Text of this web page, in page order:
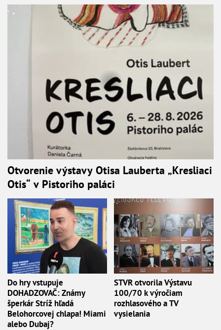
Otvorenie výstavy Otisa Lauberta „Kresliaci
Otis“ v Pistoriho paláci
Do hry vstupuje
DOHADZOVAČ: Známy
šperkár Stríž hľadá
Belohorcovej chlapa! Miami
alebo Dubaj?
STVR otvorila Výstavu
100/70 k výročiam
rozhlasového a TV
vysielania